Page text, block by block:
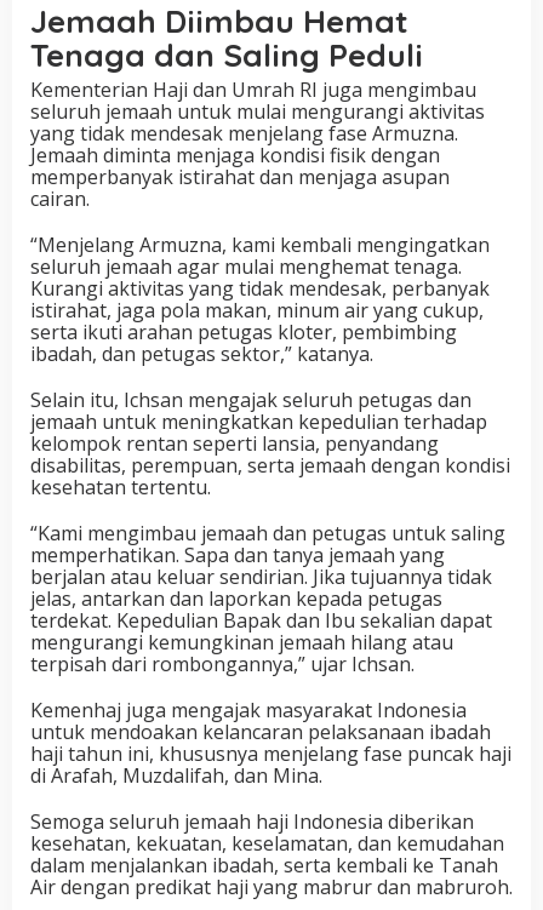
Jemaah Diimbau Hemat
Tenaga dan Saling Peduli
Kementerian Haji dan Umrah RI juga mengimbau
seluruh jemaah untuk mulai mengurangi aktivitas
yang tidak mendesak menjelang fase Armuzna.
Jemaah diminta menjaga kondisi fisik dengan
memperbanyak istirahat dan menjaga asupan
cairan.
“Menjelang Armuzna, kami kembali mengingatkan
seluruh jemaah agar mulai menghemat tenaga.
Kurangi aktivitas yang tidak mendesak, perbanyak
istirahat, jaga pola makan, minum air yang cukup,
serta ikuti arahan petugas kloter, pembimbing
ibadah, dan petugas sektor,” katanya.
Selain itu, Ichsan mengajak seluruh petugas dan
jemaah untuk meningkatkan kepedulian terhadap
kelompok rentan seperti lansia, penyandang
disabilitas, perempuan, serta jemaah dengan kondisi
kesehatan tertentu.
“Kami mengimbau jemaah dan petugas untuk saling
memperhatikan. Sapa dan tanya jemaah yang
berjalan atau keluar sendirian. Jika tujuannya tidak
jelas, antarkan dan laporkan kepada petugas
terdekat. Kepedulian Bapak dan Ibu sekalian dapat
mengurangi kemungkinan jemaah hilang atau
terpisah dari rombongannya,” ujar Ichsan.
Kemenhaj juga mengajak masyarakat Indonesia
untuk mendoakan kelancaran pelaksanaan ibadah
haji tahun ini, khususnya menjelang fase puncak haji
di Arafah, Muzdalifah, dan Mina.
Semoga seluruh jemaah haji Indonesia diberikan
kesehatan, kekuatan, keselamatan, dan kemudahan
dalam menjalankan ibadah, serta kembali ke Tanah
Air dengan predikat haji yang mabrur dan mabruroh.